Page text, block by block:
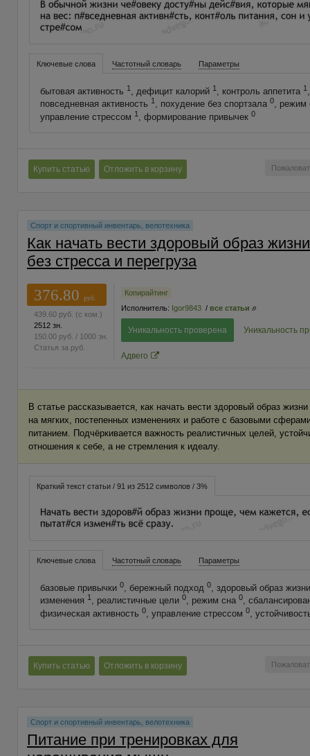
Ключевые слова Частотный словарь Параметры
бытовая активность 1, дефицит калорий 1, контроль аппетита 1
повседневная активность 1, похудение без спортзала 0, режим
управление стрессом 1, формирование привычек 0
Купить статью Отложить в корзину
Спорт и спортивный инвентарь, велотехника
Как начать вести здоровый образ
без стресса и перегруза
376.80
руб.
439.60 руб. (с ком.)
2512 зн.
150.00 руб. / 1000 зн.
Статья за руб.
Копирайтинг
Исполнитель: Igor9843 / все статьи
Уникальность проверена Уникальность
Адвего
В статье рассказывается, как начать вести здоровый образ
на мягких, постепенных изменениях и работе с базовыми
питанием. Подчёркивается важность реалистичных целей,
отношения к себе, а не стремления к идеалу.
Краткий текст статьи / 91 из 2512 символов / 3%
Ключевые слова Частотный словарь Параметры
базовые привычки 0, бережный подход 0, здоровый образ
изменения 1, реалистичные цели 0, режим сна 0,
физическая активность 0, управление стрессом 0,
Купить статью Отложить в корзину
Спорт и спортивный инвентарь, велотехника
Питание при тренировках для